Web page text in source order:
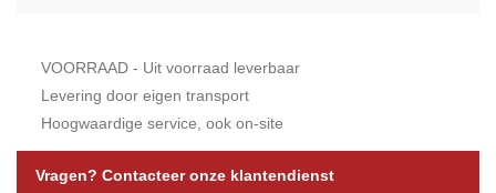
VOORRAAD - Uit voorraad leverbaar
Levering door eigen transport
Hoogwaardige service, ook on-site
Vragen? Contacteer onze klantendienst